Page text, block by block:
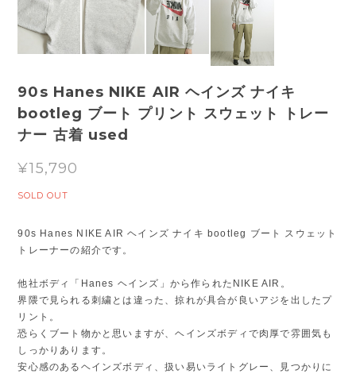
90s Hanes NIKE AIR ヘインズ ナイキ
bootleg ブート プリント スウェット トレー
ナー 古着 used
¥15,790
SOLD OUT
90s Hanes NIKE AIR ヘインズ ナイキ bootleg ブート スウェット
トレーナーの紹介です。
他社ボディ「Hanes ヘインズ」から作られたNIKE AIR。
界隈で見られる刺繍とは違った、掠れが具合が良いアジを出したプ
リント。
恐らくブート物かと思いますが、ヘインズボディで肉厚で雰囲気も
しっかりあります。
安心感のあるヘインズボディ、扱い易いライトグレー、見つかりに